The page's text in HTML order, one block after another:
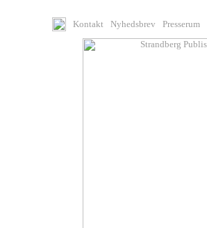
Kontakt Nyhedsbrev Presserum